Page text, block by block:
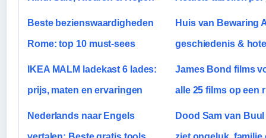
Beste bezienswaardigheden
Rome: top 10 must-sees
Huis van Bewaring
geschiedenis &
IKEA MALM ladekast 6 lades:
prijs, maten en ervaringen
James Bond films
alle 25 films op een
Nederlands naar Engels Dood Sam van Buul